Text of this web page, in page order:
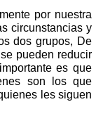
por nuestra
circunstancias y
dos grupos, De
pueden reducir
es que
son los que
les siguen